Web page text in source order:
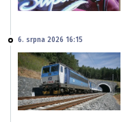
6. srpna 2026 16:15